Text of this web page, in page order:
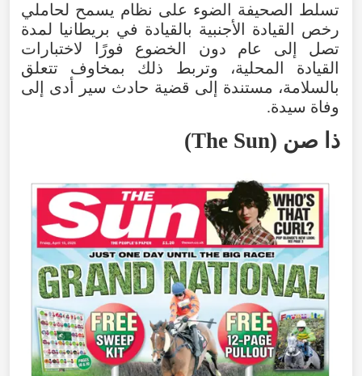
تسلط الصحيفة الضوء على نظام يسمح لحاملي
رخص
القيادة الأجنبية بالقيادة في بريطانيا لمدة
تصل
إلى عام دون الخضوع فورًا
لاختبارات
القيادة
المحلية، وتربط ذلك بمخاوف
تتعلق
بالسلامة، مستندة إلى قضية حادث سير أدى
إلى
وفاة سيدة.
ذا صن (
The Sun
)